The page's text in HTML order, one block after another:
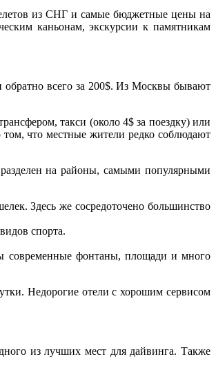
из СНГ и самые бюджетные цены на
каньонам, экскурсии к памятникам
всего за 200$. Из Москвы бывают
такси (около 4$ за поездку) или
что местные жители редко соблюдают
на районы, самыми популярными
Здесь же сосредоточено большинство
спорта.
современные фонтаны, площади и много
Недорогие отели с хорошим сервисом
из лучших мест для дайвинга. Также